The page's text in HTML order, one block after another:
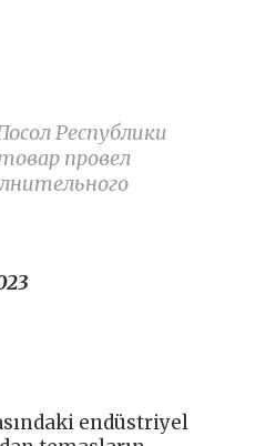
Республики
провел
endüstriyel